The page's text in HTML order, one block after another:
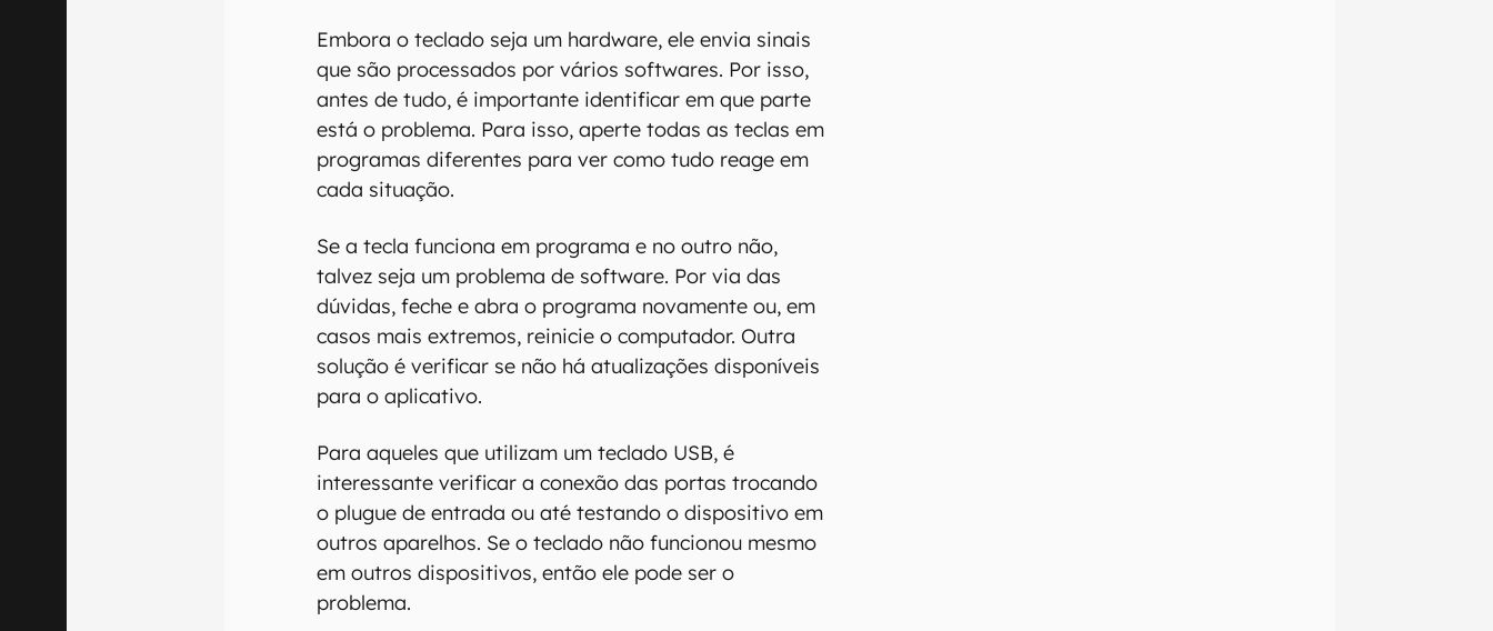
Embora o teclado seja um hardware, ele envia sinais
que são processados por vários softwares. Por isso,
antes de tudo, é importante identificar em que parte
está o problema. Para isso, aperte todas as teclas em
programas diferentes para ver como tudo reage em
cada situação.
Se a tecla funciona em programa e no outro não,
talvez seja um problema de software. Por via das
dúvidas, feche e abra o programa novamente ou, em
casos mais extremos, reinicie o computador. Outra
solução é verificar se não há atualizações disponíveis
para o aplicativo.
Para aqueles que utilizam um teclado USB, é
interessante verificar a conexão das portas trocando
o plugue de entrada ou até testando o dispositivo em
outros aparelhos. Se o teclado não funcionou mesmo
em outros dispositivos, então ele pode ser o
problema.